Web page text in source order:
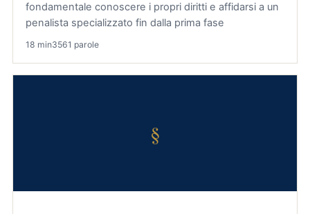
fondamentale conoscere i propri diritti e affidarsi a un
penalista specializzato fin dalla prima fase
18 min3561 parole
§